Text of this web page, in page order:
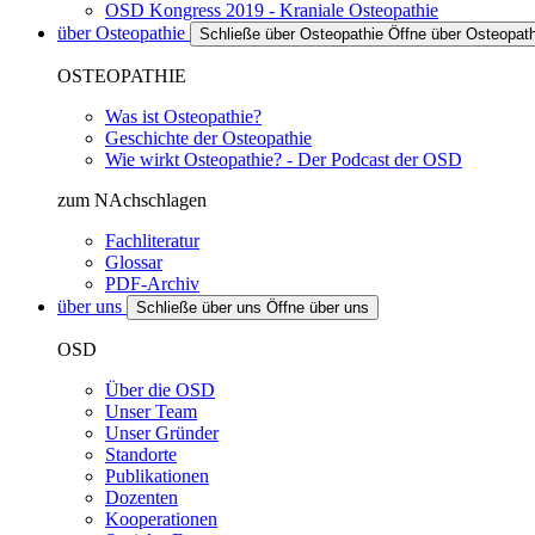
OSD Kongress 2019 - Kraniale Osteopathie
über Osteopathie
Schließe über Osteopathie Öffne über
OSTEOPATHIE
Was ist Osteopathie?
Geschichte der Osteopathie
Wie wirkt Osteopathie? - Der Podcast der OSD
zum NAchschlagen
Fachliteratur
Glossar
PDF-Archiv
über uns
Schließe über uns Öffne über uns
OSD
Über die OSD
Unser Team
Unser Gründer
Standorte
Publikationen
Dozenten
Kooperationen